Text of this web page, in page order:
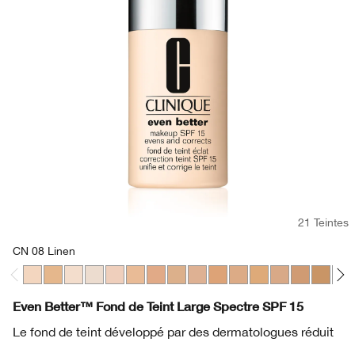
21 Teintes
CN 08 Linen
Even Better™ Fond de Teint Large Spectre SPF 15
Le fond de teint développé par des dermatologues réduit